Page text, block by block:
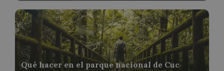
Qué hacer en el parque nacional de Cuc